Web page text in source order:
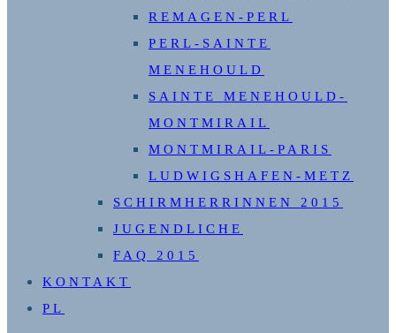
REMAGEN-PERL
PERL-SAINTE
MENEHOULD
SAINTE MENEHOULD-
MONTMIRAIL
MONTMIRAIL-PARIS
LUDWIGSHAFEN-METZ
SCHIRMHERRINNEN 2015
JUGENDLICHE
FAQ 2015
KONTAKT
PL